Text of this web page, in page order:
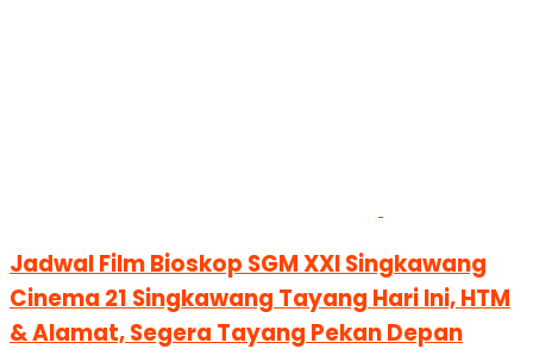
Jadwal Film Bioskop SGM XXI Singkawang
Cinema 21 Singkawang Tayang Hari Ini, HTM
& Alamat, Segera Tayang Pekan Depan